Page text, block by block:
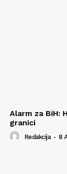
Alarm za BiH:
granici
Redakcija - 8